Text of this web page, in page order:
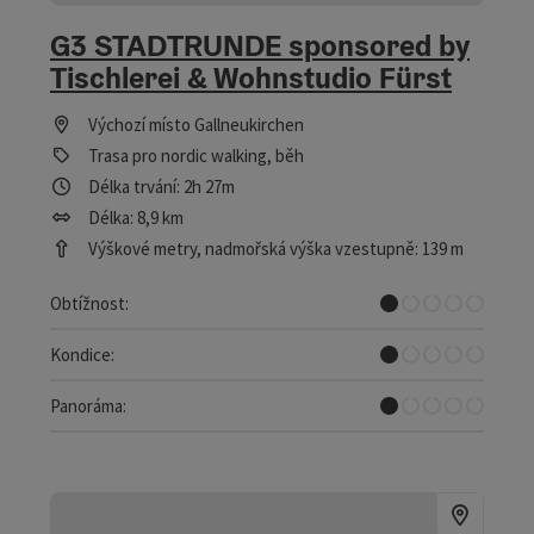
G3 STADTRUNDE sponsored by
Tischlerei & Wohnstudio Fürst
Výchozí místo Gallneukirchen
Trasa pro nordic walking, běh
Délka trvání: 2h 27m
Délka: 8,9 km
Výškové metry, nadmořská výška vzestupně: 139 m
Obtížnost:
Velmi lehký, -á, -é
Kondice:
Velmi lehký, -á, -é
Panoráma:
Prakticky žádný rozhled